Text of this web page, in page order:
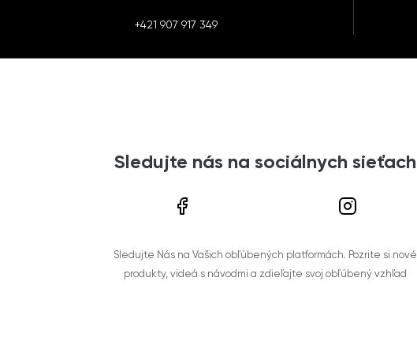
+421 907 917 349
Sledujte nás na sociálnych sieťach
Sledujte Nás na Vašich obľúbených platformách. Pozrite si nové
produkty, videá s návodmi a zdieľajte svoj obľúbený vzhľad